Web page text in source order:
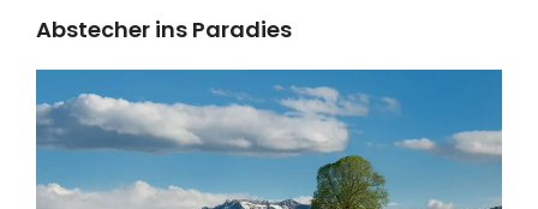
Abstecher ins Paradies